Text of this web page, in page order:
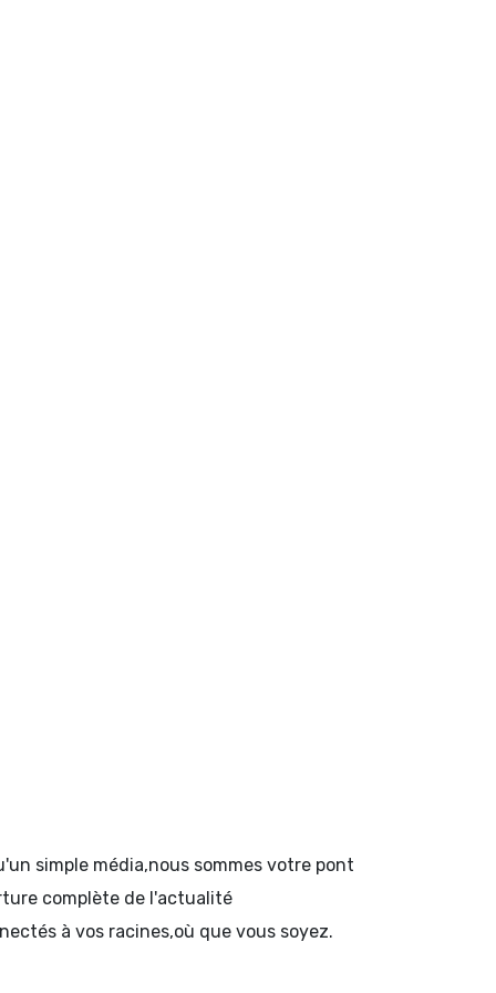
simple média,nous sommes votre pont
complète de l'actualité
à vos racines,où que vous soyez.